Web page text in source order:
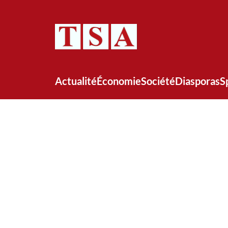
ActualitéÉconomieSociétéDiasporas